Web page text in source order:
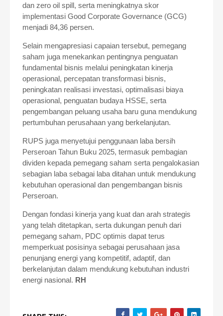
dan zero oil spill, serta meningkatnya skor
implementasi Good Corporate Governance (GCG)
menjadi 84,36 persen.
Selain mengapresiasi capaian tersebut, pemegang
saham juga menekankan pentingnya penguatan
fundamental bisnis melalui peningkatan kinerja
operasional, percepatan transformasi bisnis,
peningkatan realisasi investasi, optimalisasi biaya
operasional, penguatan budaya HSSE, serta
pengembangan peluang usaha baru guna mendukung
pertumbuhan perusahaan yang berkelanjutan.
RUPS juga menyetujui penggunaan laba bersih
Perseroan Tahun Buku 2025, termasuk pembagian
dividen kepada pemegang saham serta pengalokasian
sebagian laba sebagai laba ditahan untuk mendukung
kebutuhan operasional dan pengembangan bisnis
Perseroan.
Dengan fondasi kinerja yang kuat dan arah strategis
yang telah ditetapkan, serta dukungan penuh dari
pemegang saham, PDC optimis dapat terus
memperkuat posisinya sebagai perusahaan jasa
penunjang energi yang kompetitif, adaptif, dan
berkelanjutan dalam mendukung kebutuhan industri
energi nasional. RH